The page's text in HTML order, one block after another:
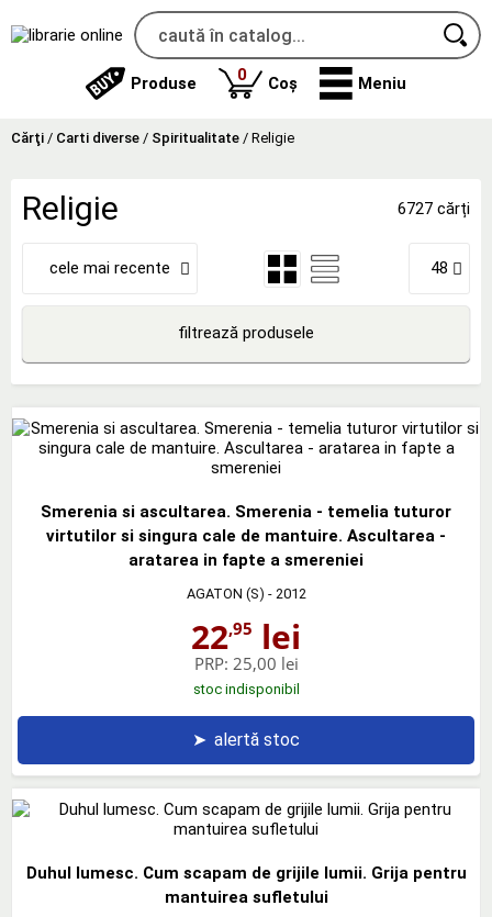
Produse 0produse
Coș Meniu
Cărţi / Carti diverse / Spiritualitate / Religie
Religie 6727 cărți
cele mai recente 48
filtrează produsele
Smerenia si ascultarea. Smerenia - temelia tuturor
virtutilor si singura cale de mantuire. Ascultarea -
aratarea in fapte a smereniei
AGATON (S) - 2012
22,95 lei
PRP: 25,00 lei
stoc indisponibil
➤ alertă stoc
Duhul lumesc. Cum scapam de grijile lumii. Grija pentru
mantuirea sufletului